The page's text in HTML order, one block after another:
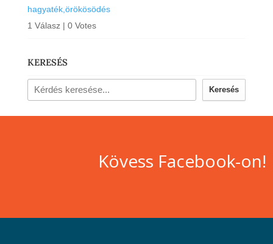
hagyaték,örökösödés
1 Válasz | 0 Votes
KERESÉS
Keresés
Kövess Facebook-on!